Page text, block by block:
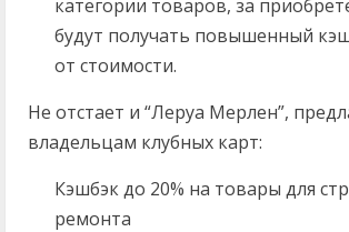
категории товаров, за
будут получать повышенный
от стоимости.
Не отстает и “Леруа Мерлен”,
владельцам клубных карт:
Кэшбэк до 20% на товары для
ремонта